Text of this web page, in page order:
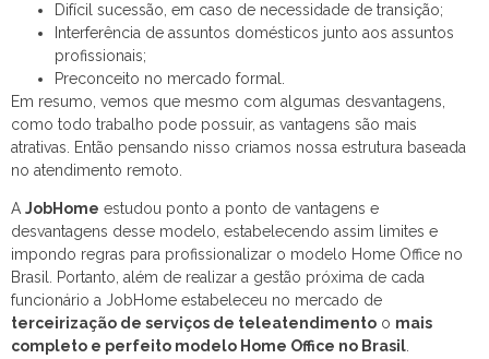
Difícil sucessão, em caso de necessidade de transição;
Interferência de assuntos domésticos junto aos assuntos
profissionais;
Preconceito no mercado formal.
Em resumo, vemos que mesmo com algumas desvantagens,
como todo trabalho pode possuir, as vantagens são mais
atrativas. Então pensando nisso criamos nossa estrutura baseada
no atendimento remoto.
A JobHome estudou ponto a ponto de vantagens e
desvantagens desse modelo, estabelecendo assim limites e
impondo regras para profissionalizar o modelo Home Office no
Brasil. Portanto, além de realizar a gestão próxima de cada
funcionário a JobHome estabeleceu no mercado de
terceirização de serviços de teleatendimento o mais
completo e perfeito modelo Home Office no Brasil.